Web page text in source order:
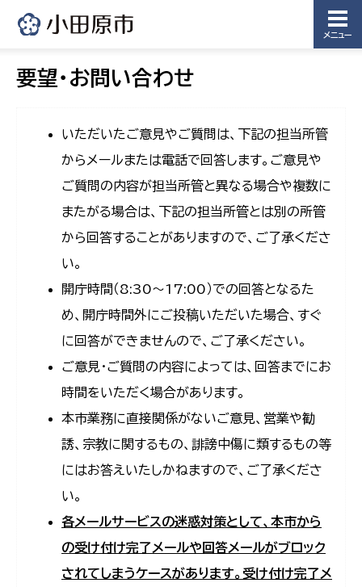
メニュー
要望・お問い合わせ
いただいたご意見やご質問は、下記の担当所管
からメールまたは電話で回答します。ご意見や
ご質問の内容が担当所管と異なる場合や複数に
またがる場合は、下記の担当所管とは別の所管
から回答することがありますので、ご了承くださ
い。
開庁時間（8:30〜17:00）での回答となるた
め、開庁時間外にご投稿いただいた場合、すぐ
に回答ができませんので、ご了承ください。
ご意見・ご質問の内容によっては、回答までにお
時間をいただく場合があります。
本市業務に直接関係がないご意見、営業や勧
誘、宗教に関するもの、誹謗中傷に類するもの等
にはお答えいたしかねますので、ご了承くださ
い。
各メールサービスの迷惑対策として、本市から
の受け付け完了メールや回答メールがブロック
されてしまうケースがあります。受け付け完了メ